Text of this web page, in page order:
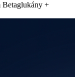
Betaglukány +